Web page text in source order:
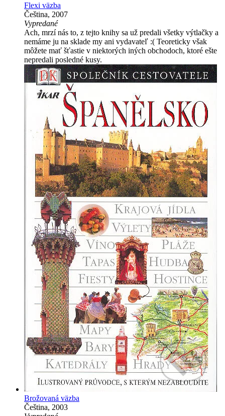
Flexi väzba
Čeština, 2007
Vypredané
Ach, mrzí nás to, z tejto knihy sa už predali všetky výtlačky a
nemáme ju na sklade my ani vydavateľ :( Teoreticky však
môžete mať šťastie v niektorých iných obchodoch, ktoré ešte
nepredali posledné kusy.
Brožovaná väzba
Čeština, 2003